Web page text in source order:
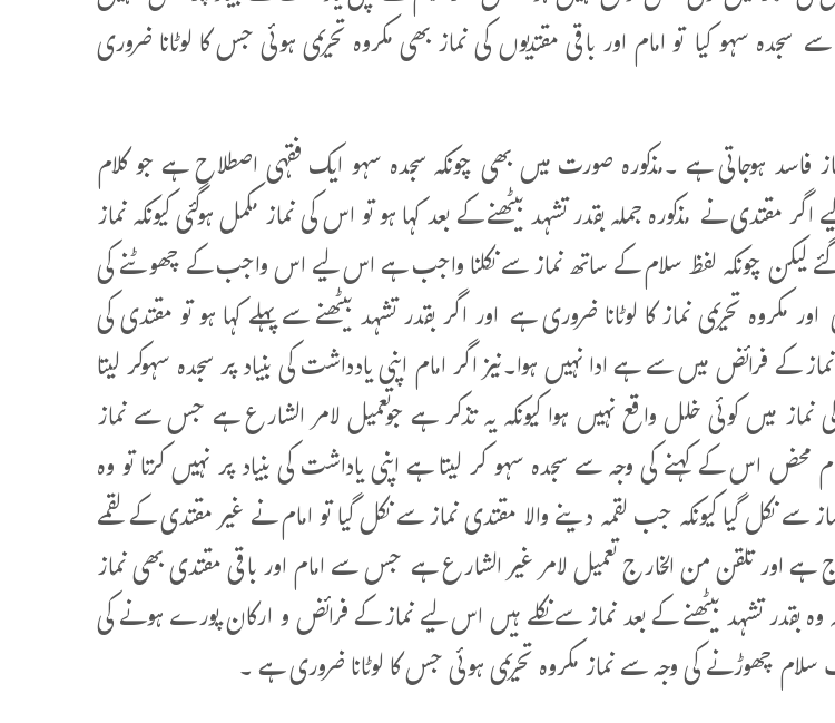
سہو کیا تو امام اور باقی مقتدیوں کی نماز بھی مکروہ تحریمی ہوئی جس کا لوٹانا ضروری
فاسد ہوجاتی ہے ۔مذکورہ صورت میں بھی چونکہ سجدہ سہو ایک فقہی اصطلاح ہے جو کلام
نے مذکورہ جملہ بقدر تشہد بیٹھنے کے بعد کہا ہو تو اس کی نماز مکمل ہوگئی کیونکہ نماز
لیکن چونکہ لفظ سلام کے ساتھ نماز سے نکلنا واجب ہے اس لیے اس واجب کے چھوٹنے کی
مکروہ تحریمی نماز کا لوٹانا ضروری ہے اور اگر بقدر تشہد بیٹھنے سے پہلے کہا ہو تو مقتدی کی
کے فرائض میں سے ہے ادا نہیں ہوا۔نیز اگر امام اپنی یادداشت کی بنیاد پر سجدہ سہوکر لیتا
نماز میں کوئی خلل واقع نہیں ہوا کیونکہ یہ تذکر ہے جوتعمیل لامر الشارع ہے جس سے نماز
محض اس کے کہنے کی وجہ سے سجدہ سہو کر لیتا ہے اپنی یاداشت کی بنیاد پر نہیں کرتا تو وہ
نکل گیا کیونکہ جب لقمہ دینے والا مقتدی نماز سے نکل گیا تو امام نے غیر مقتدی کے لقمے
ہے اور تلقن من الخارج تعمیل لامر غیر الشارع ہے جس سے امام اور باقی مقتدی بھی نماز
بقدر تشہد بیٹھنے کے بعد نماز سے نکلے ہیں اس لیے نماز کے فرائض و ارکان پورے ہونے کی
چھوڑنے کی وجہ سے نماز مکروہ تحریمی ہوئی جس کا لوٹانا ضروری ہے ۔